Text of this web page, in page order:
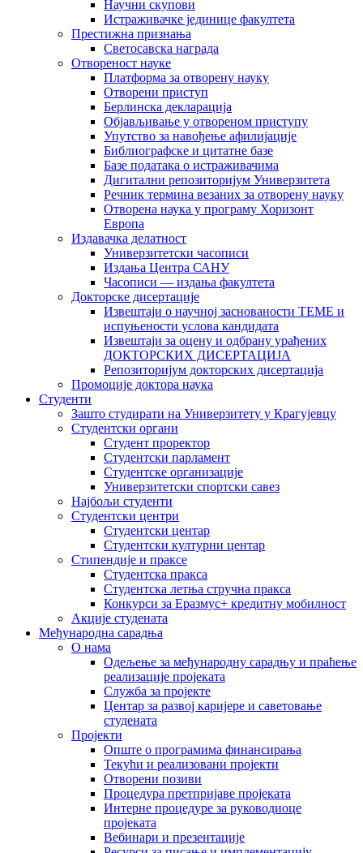
Научни скупови
Истраживачке јединице факултета
Престижна признања
Светосавска награда
Отвореност науке
Платформа за отворену науку
Отворени приступ
Берлинска декларација
Објављивање у отвореном приступу
Упутство за навођење афилијације
Библиографске и цитатне базе
Базе података о истраживачима
Дигитални репозиторијум Универзитета
Рeчник термина везаних за отворену науку
Отворена наука у програму Хоризонт
Европа
Издавачка делатност
Универзитетски часописи
Издања Центра САНУ
Часописи — издања факултета
Докторске дисертације
Извештаји о научној заснованости ТЕМЕ и
испуњености услова кандидата
Извештаји за оцену и одбрану урађених
ДОКТОРСКИХ ДИСЕРТАЦИЈА
Репозиторијум докторских дисертација
Промоције доктора наука
Студенти
Зашто студирати на Универзитету у Крагујевцу
Студентски органи
Студент проректор
Студентски парламент
Студентске организације
Универзитетски спортски савез
Најбољи студенти
Студентски центри
Студентски центар
Студентски културни центар
Стипендије и праксе
Студентска пракса
Студентска летња стручна пракса
Конкурси за Еразмус+ кредитну мобилност
Акције студената
Међународна сарадња
О нама
Одељење за међународну сарадњу и праћење
реализације пројеката
Служба за пројекте
Центар за развој каријере и саветовање
студената
Пројекти
Опште о програмима финансирања
Текући и реализовани пројекти
Отворени позиви
Процедура претпријаве пројеката
Интерне процедуре за руководиоце
пројеката
Вебинари и презентације